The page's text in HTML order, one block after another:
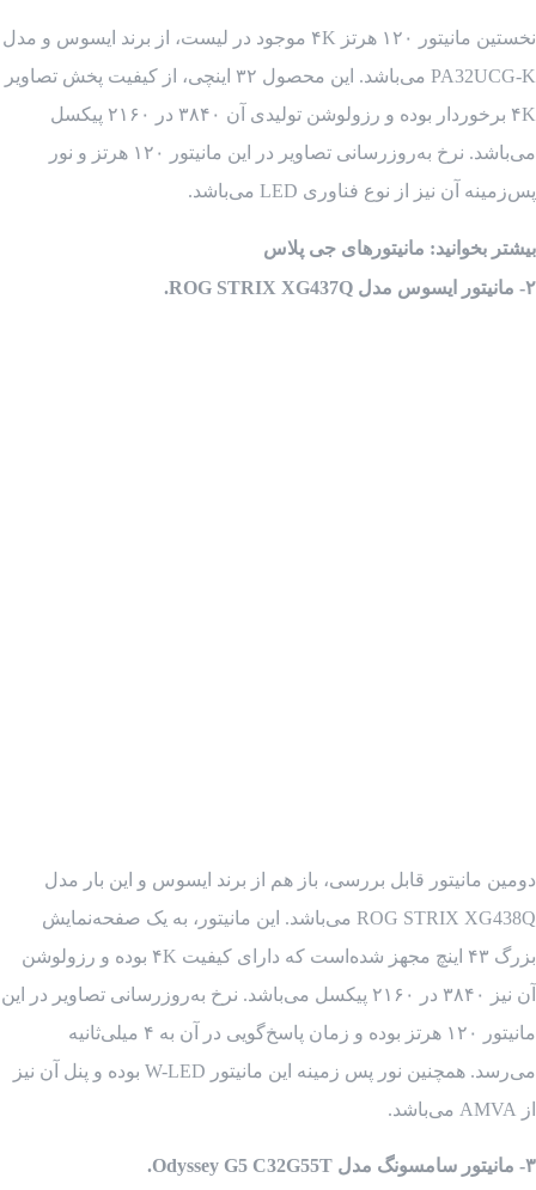
نخستین مانیتور ۱۲۰ هرتز ۴K موجود در لیست، از برند ایسوس و مدل
PA32UCG-K می‌باشد. این محصول ۳۲ اینچی، از کیفیت پخش تصاویر
۴K برخوردار بوده و رزولوشن تولیدی آن ۳۸۴۰ در ۲۱۶۰ پیکسل
می‌باشد. نرخ به‌روزرسانی تصاویر در این مانیتور ۱۲۰ هرتز و نور
پس‌زمینه آن نیز از نوع فناوری LED می‌باشد.
بیشتر بخوانید: مانیتورهای جی پلاس
۲- مانیتور ایسوس مدل ROG STRIX XG437Q.
دومین مانیتور قابل بررسی، باز هم از برند ایسوس و این بار مدل
ROG STRIX XG438Q می‌باشد. این مانیتور، به یک صفحه‌نمایش
بزرگ ۴۳ اینچ مجهز شده‌است که دارای کیفیت ۴K بوده و رزولوشن
آن نیز ۳۸۴۰ در ۲۱۶۰ پیکسل می‌باشد. نرخ به‌روزرسانی تصاویر در این
مانیتور ۱۲۰ هرتز بوده و زمان پاسخ‌گویی در آن به ۴ میلی‌ثانیه
می‌رسد. همچنین نور پس زمینه این مانیتور W-LED بوده و پنل آن نیز
از AMVA می‌باشد.
۳- مانیتور سامسونگ مدل Odyssey G5 C32G55T.